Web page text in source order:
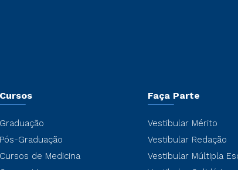
Cursos
Graduação
Pós-Graduação
Cursos de Medicina
Faça Parte
Vestibular Mérito
Vestibular Redação
Vestibular Múltipla